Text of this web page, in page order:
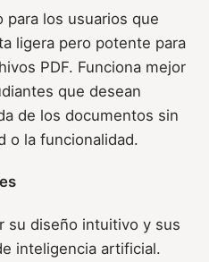
para los usuarios que
ligera pero potente para
PDF. Funciona mejor
que desean
de los documentos sin
o la funcionalidad.
su diseño intuitivo y sus
inteligencia artificial.